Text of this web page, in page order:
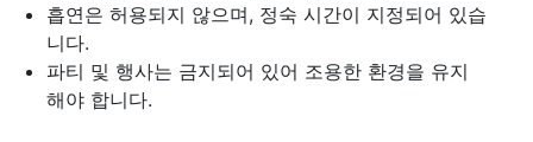
흡연은 허용되지 않으며, 정숙 시간이 지정되어 있습
니다.
파티 및 행사는 금지되어 있어 조용한 환경을 유지
해야 합니다.